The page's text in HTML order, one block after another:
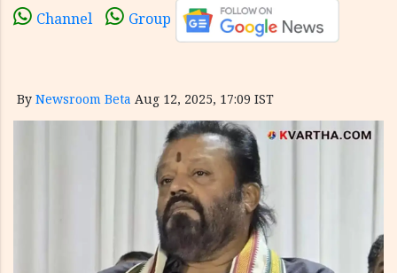
Channel Group
By Newsroom Beta Aug 12, 2025, 17:09 IST